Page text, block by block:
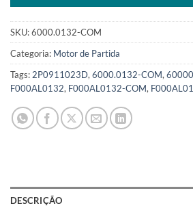
SKU:6000.0132-COM
Categoria: Motor de Partida
Tags: 2P0911023D, 6000.0132-COM,
F000AL0132, F000AL0132-COM,
DESCRIÇÃO